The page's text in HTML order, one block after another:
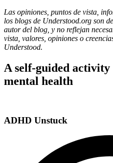
Las opiniones, puntos de vista,
los blogs de Understood.org son
autor del blog, y no reflejan
vista, valores, opiniones o
Understood.
A self-guided
mental health
ADHD Unstuck